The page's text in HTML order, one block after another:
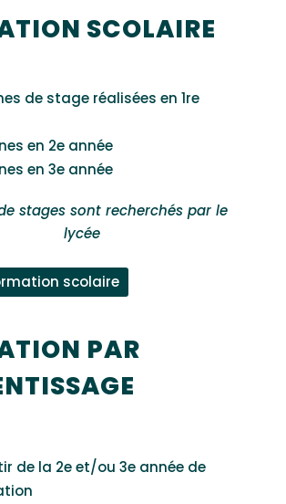
SCOLAIRE
de stage réalisées en 1re
en 2e année
en 3e année
stages sont recherchés par le
lycée
scolaire
PAR
de la 2e et/ou 3e année de